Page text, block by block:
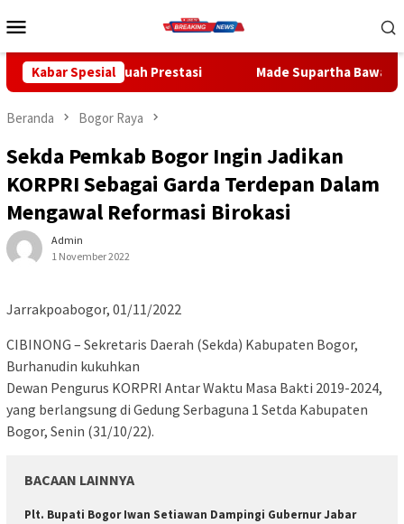
ke
Mobile
Kabar Spesial
Prestasi Made Supartha Bawa Energi Baru ABTI
Beranda Bogor Raya
Sekda Pemkab Bogor Ingin Jadikan
KORPRI Sebagai Garda Terdepan Dalam
Mengawal Reformasi Birokasi
Admin
1 November 2022
Jarrakpoabogor, 01/11/2022
CIBINONG – Sekretaris Daerah (Sekda) Kabupaten Bogor,
Burhanudin kukuhkan
Dewan Pengurus KORPRI Antar Waktu Masa Bakti 2019-2024,
yang berlangsung di Gedung Serbaguna 1 Setda Kabupaten
Bogor, Senin (31/10/22).
BACAAN LAINNYA
Plt. Bupati Bogor Iwan Setiawan Dampingi Gubernur Jabar